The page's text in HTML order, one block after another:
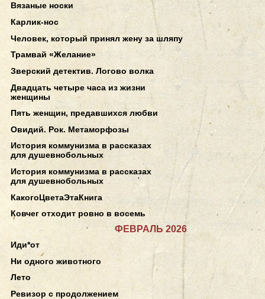
Вязаные носки
Карлик-нос
Человек, который принял жену за шляпу
Трамвай «Желание»
Зверский детектив. Логово волка
Двадцать четыре часа из жизни
женщины
Пять женщин, предавшихся любви
Овидий. Рок. Метаморфозы
История коммунизма в рассказах
для душевнобольных
История коммунизма в рассказах
для душевнобольных
КакогоЦветаЭтаКнига
Ковчег отходит ровно в восемь
ФЕВРАЛЬ 2026
Иди*от
Ни одного животного
Лето
Ревизор с продолжением